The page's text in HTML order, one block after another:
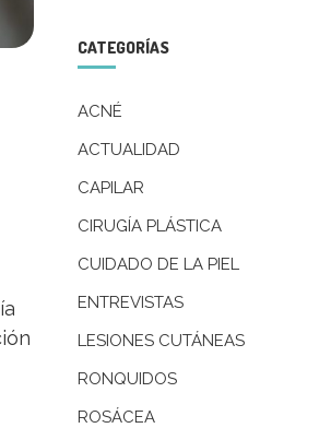
CATEGORÍAS
ACNÉ
ACTUALIDAD
CAPILAR
CIRUGÍA PLÁSTICA
CUIDADO DE LA PIEL
ENTREVISTAS
LESIONES CUTÁNEAS
RONQUIDOS
ROSÁCEA